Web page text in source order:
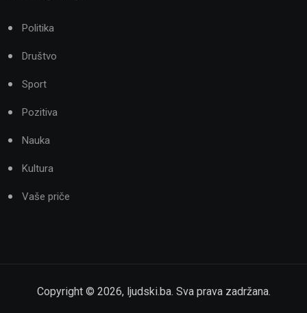
Politika
Društvo
Sport
Pozitiva
Nauka
Kultura
Vaše priče
Copyright © 2026, ljudski.ba. Sva prava zadržana.